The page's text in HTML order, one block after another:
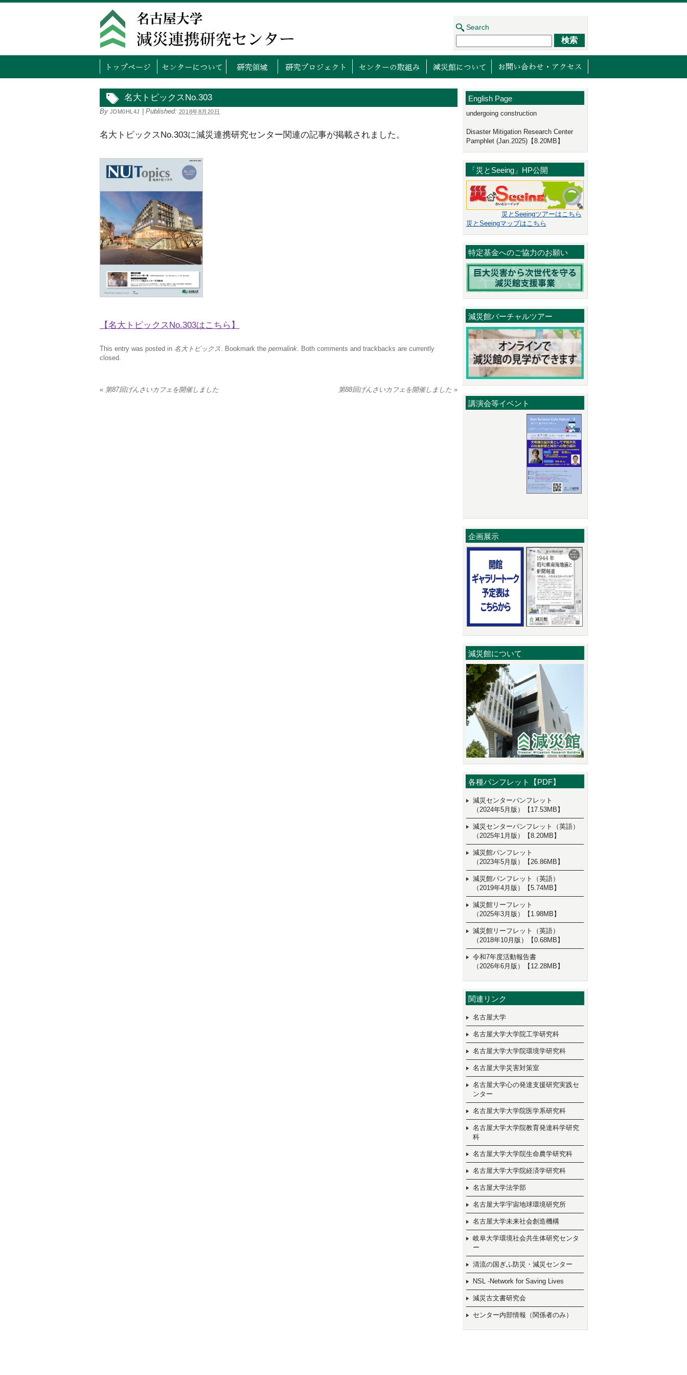
トップページ センターについて
研究領域 研究プロジェクト センターの取り組み減災館について
Search
名大トピックスNo.303
By JDM0HL4J Published: 2018年8月20日
名大トピックスNo.303に減災連携研究センター関連の記事が掲載されました。
【名大トピックスNo.303はこちら】
This entry was posted in 名大トピックス . Bookmark the permalink. Both comments and trackbacks are currently
closed.
«第87回げんさいカフェを開催しました 第88回げんさいカフェを開催しました »
English Page
undergoing construction
Disaster Mitigation Research Center
Pamphlet (Jan.2025)【8.20MB】
「災とSeeing」HP公開
災とSeeingツアーはこちら
災とSeeingマップはこちら
特定基金へのご協力のお願い
減災館バーチャルツアー
講演会等イベント
企画展示
減災館について
各種パンフレット【PDF】
減災センターパンフレット
（2024年5月版）【17.53MB】
減災センターパンフレット（英語）
（2025年1月版）【8.20MB】
減災館パンフレット
（2023年5月版）【26.86MB】
減災館パンフレット（英語）
（2019年4月版）【5.74MB】
減災館リーフレット
（2025年3月版）【1.98MB】
減災館リーフレット（英語）
（2018年10月版）【0.68MB】
令和7年度活動報告書
（2026年6月版）【12.28MB】
関連リンク
名古屋大学
名古屋大学大学院工学研究科
名古屋大学大学院環境学研究科
名古屋大学災害対策室
名古屋大学心の発達支援研究実践セ
ンター
名古屋大学大学院医学系研究科
名古屋大学大学院教育発達科学研究
科
名古屋大学大学院生命農学研究科
名古屋大学大学院経済学研究科
名古屋大学法学部
名古屋大学宇宙地球環境研究所
名古屋大学未来社会創造機構
岐阜大学環境社会共生体研究センタ
ー
清流の国ぎふ防災・減災センター
NSL -Network for Saving Lives
減災古文書研究会
センター内部情報（関係者のみ）